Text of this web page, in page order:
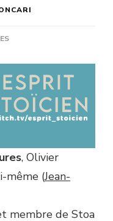
SUR
DU
PREMIER
ÉPISODE
D’ESPRIT
STOÏCIEN,
DE
PRATIQUE
, Olivier
même (Jean-
membre de Stoa